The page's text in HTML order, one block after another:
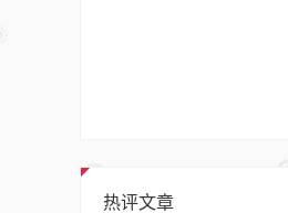
热评文章